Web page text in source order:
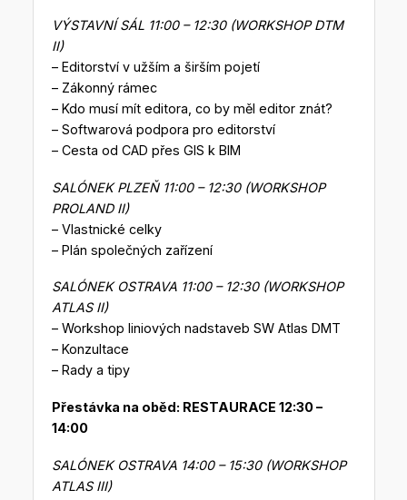
VÝSTAVNÍ SÁL 11:00 – 12:30 (WORKSHOP DTM
II)
– Editorství v užším a širším pojetí
– Zákonný rámec
– Kdo musí mít editora, co by měl editor znát?
– Softwarová podpora pro editorství
– Cesta od CAD přes GIS k BIM
SALÓNEK PLZEŇ 11:00 – 12:30 (WORKSHOP
PROLAND II)
– Vlastnické celky
– Plán společných zařízení
SALÓNEK OSTRAVA 11:00 – 12:30 (WORKSHOP
ATLAS II)
– Workshop liniových nadstaveb SW Atlas DMT
– Konzultace
– Rady a tipy
Přestávka na oběd: RESTAURACE 12:30 –
14:00
SALÓNEK OSTRAVA 14:00 – 15:30 (WORKSHOP
ATLAS III)